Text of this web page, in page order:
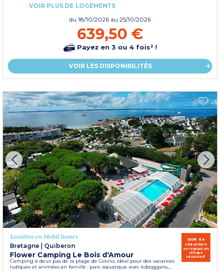
VOIR PLUS DE LOGEMENTS
du 18/10/2026 au 25/10/2026
639,50 €
Payez en 3 ou 4 fois² !
VOIR LES DISPONIBILITÉS
Location en Mobil homes
Bretagne
Quiberon
Flower Camping Le Bois d'Amour
Camping à deux pas de la plage de Govrio, idéal pour des vacances
ludiques et animées en famille : parc aquatique avec toboggans,...
150€ de
réduction
en réglant en
chèque
vacances*